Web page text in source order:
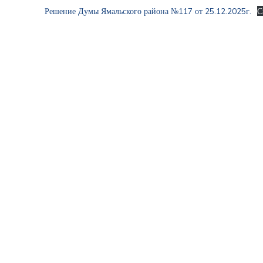
Решение Думы Ямальского района №117 от 25.12.2025г.